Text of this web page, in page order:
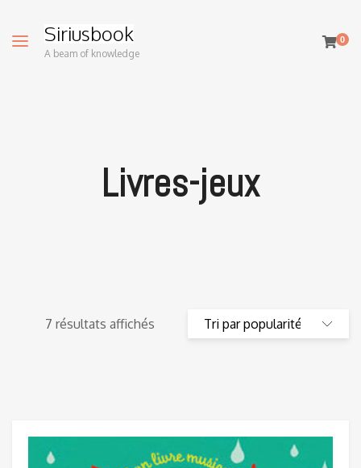
Siriusbook
A beam of knowledge
0
Livres-jeux
7 résultats affichés